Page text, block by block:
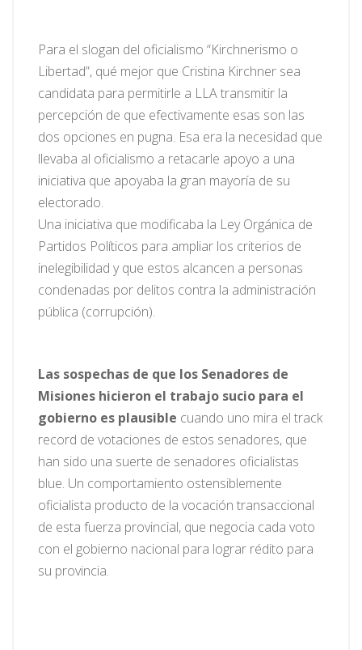
Para el slogan del oficialismo “Kirchnerismo o
Libertad”, qué mejor que Cristina Kirchner sea
candidata para permitirle a LLA transmitir la
percepción de que efectivamente esas son las
dos opciones en pugna. Esa era la necesidad que
llevaba al oficialismo a retacarle apoyo a una
iniciativa que apoyaba la gran mayoría de su
electorado.
Una iniciativa que modificaba la Ley Orgánica de
Partidos Políticos para ampliar los criterios de
inelegibilidad y que estos alcancen a personas
condenadas por delitos contra la administración
pública (corrupción).
Las sospechas de que los Senadores de
Misiones hicieron el trabajo sucio para el
gobierno es plausible cuando uno mira el track
record de votaciones de estos senadores, que
han sido una suerte de senadores oficialistas
blue. Un comportamiento ostensiblemente
oficialista producto de la vocación transaccional
de esta fuerza provincial, que negocia cada voto
con el gobierno nacional para lograr rédito para
su provincia.